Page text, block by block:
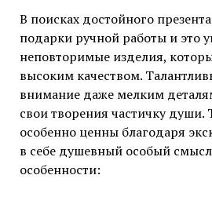
В поисках достойного
подарки ручной работы и это
неповторимые изделия,
высоким качеством.
внимание даже мелким
свои творения частичку души.
особенно ценны благодаря
в себе душевный особый
особенности: